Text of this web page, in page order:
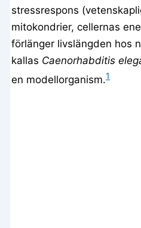
stressrespons
mitokondrier, cellernas
förlänger livslängden hos
kallas Caenorhabditis
en modellorganism.1